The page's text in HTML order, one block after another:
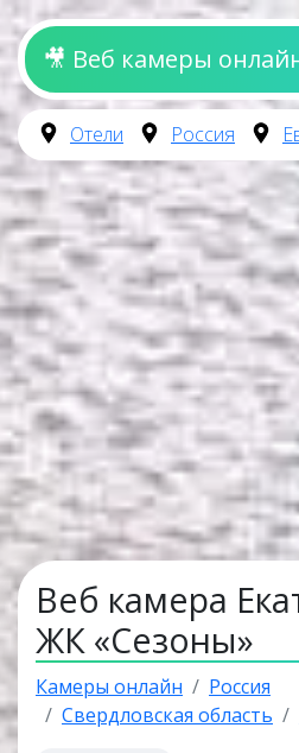
🎥 Веб камеры
Отели Россия
Веб камера
ЖК «Сезоны»
Камеры онлайн
Россия
Свердловская область